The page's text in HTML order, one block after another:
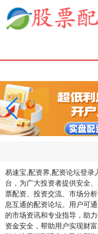
易速宝,配资界,配资论坛登
台，为广大投资者提供安全
票配资、投资交流、市场分
息互通的配资论坛。用户可
的市场资讯和专业指导，助
资金安全，帮助用户实现财